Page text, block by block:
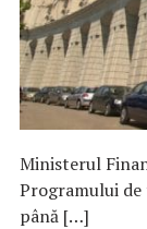
Ministerul
Programului
până […]